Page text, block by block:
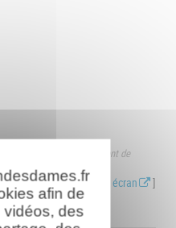
les services du département de
vues en 360° en plein écran ]
afin de
vidéos, des